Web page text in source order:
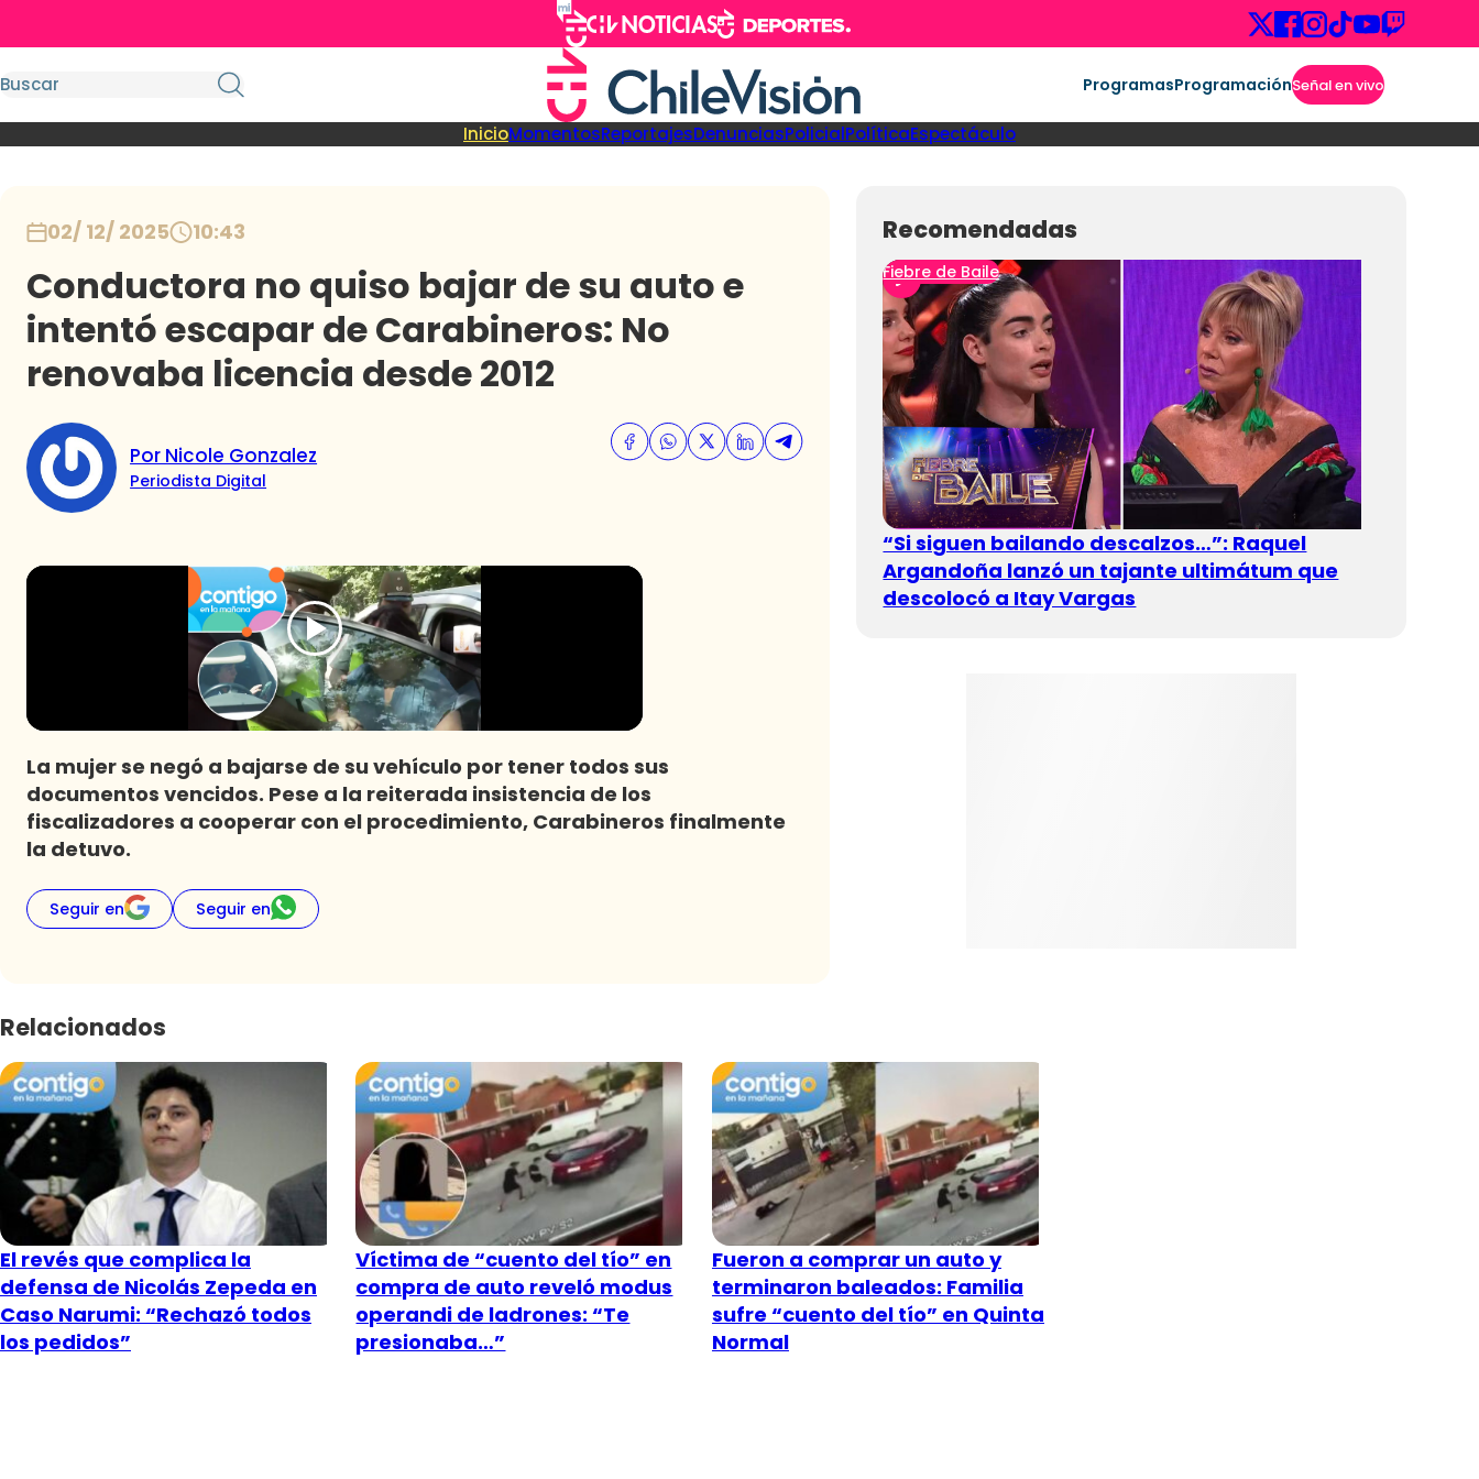
ProgramasProgramaciónSeñal en vivo
InicioMomentosReportajesDenunciasPolicialPolíticaEspectáculo
02/ 12/ 2025 10:43
Conductora no quiso bajar de su auto e
intentó escapar de Carabineros: No
renovaba licencia desde 2012
Por Nicole Gonzalez
Periodista Digital
La mujer se negó a bajarse de su vehículo por tener todos sus
documentos vencidos. Pese a la reiterada insistencia de los
fiscalizadores a cooperar con el procedimiento, Carabineros finalmente
la detuvo.
Seguir en Seguir en
Recomendadas
Fiebre de Baile
“Si siguen bailando descalzos…”: Raquel
Argandoña lanzó un tajante ultimátum que
descolocó a Itay Vargas
Relacionados
El revés que complica la
defensa de Nicolás Zepeda en
Caso Narumi: “Rechazó todos
los pedidos”
Víctima de “cuento del tío” en
compra de auto reveló modus
operandi de ladrones: “Te
presionaba…”
Fueron a comprar un auto y
terminaron baleados: Familia
sufre “cuento del tío” en Quinta
Normal